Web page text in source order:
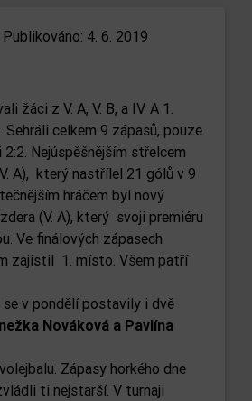
Publikováno: 4. 6. 2019
žáci z V. A, V. B, a IV. A 1.
celkem 9 zápasů, pouze
Nejúspěšnějším střelcem
A), který nastřílel 21 gólů v 9
hráčem byl nový
(V. A), který svoji premiéru
Ve finálových zápasech
zajistil 1. místo. Všem patří
v pondělí postavily i dvě
Nováková a Pavlína
Zápasy horkého dne
ti nejstarší. V turnaji